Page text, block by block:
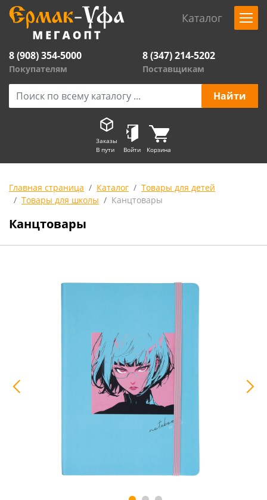
Каталог
8 (908) 354-5000
Покупателям
8 (347) 214-5202
Поставщикам
Заказы
В пути
Войти Корзина
Главная страница Каталог
Товары для детей
Товары для школы
Канцтовары
Канцтовары